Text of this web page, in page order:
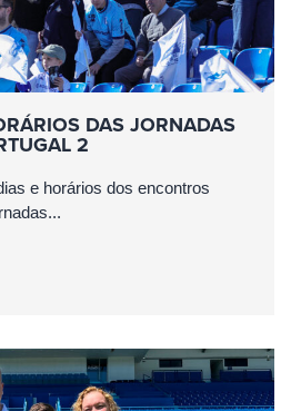
DAS JORNADAS
2
e horários dos encontros